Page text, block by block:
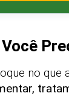
no que